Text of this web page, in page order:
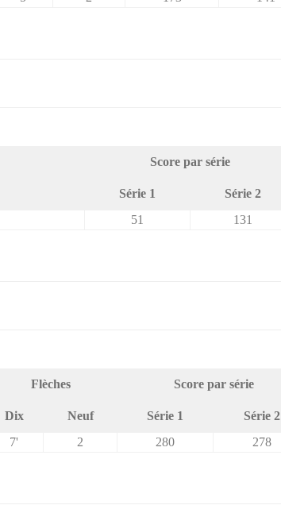
Score par série
Série 1 Série 2
51 131
Flèches Score par série
Dix Neuf Série 1 Série 2
7' 2 280 278